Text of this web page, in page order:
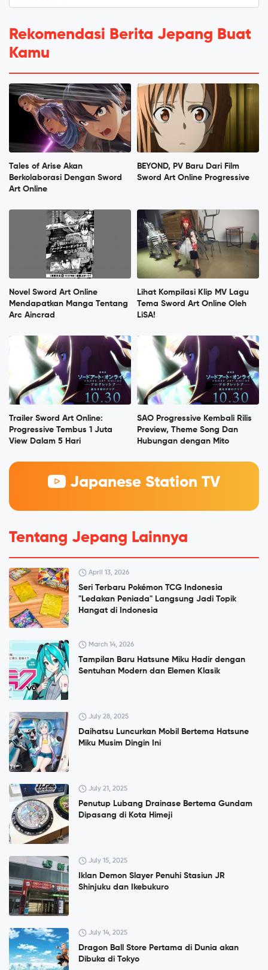
Rekomendasi Berita Jepang Buat
Kamu
Tales of Arise Akan
Berkolaborasi Dengan Sword
Art Online
BEYOND, PV Baru Dari Film
Sword Art Online Progressive
Novel Sword Art Online
Mendapatkan Manga Tentang
Arc Aincrad
Lihat Kompilasi Klip MV Lagu
Tema Sword Art Online Oleh
LiSA!
Trailer Sword Art Online:
Progressive Tembus 1 Juta
View Dalam 5 Hari
SAO Progressive Kembali Rilis
Preview, Theme Song Dan
Hubungan dengan Mito
Japanese Station TV
Tentang Jepang Lainnya
April 13, 2026
Seri Terbaru Pokémon TCG Indonesia
"Ledakan Peniada" Langsung Jadi Topik
Hangat di Indonesia
March 14, 2026
Tampilan Baru Hatsune Miku Hadir dengan
Sentuhan Modern dan Elemen Klasik
July 28, 2025
Daihatsu Luncurkan Mobil Bertema Hatsune
Miku Musim Dingin Ini
July 21, 2025
Penutup Lubang Drainase Bertema Gundam
Dipasang di Kota Himeji
July 15, 2025
Iklan Demon Slayer Penuhi Stasiun JR
Shinjuku dan Ikebukuro
July 14, 2025
Dragon Ball Store Pertama di Dunia akan
Dibuka di Tokyo